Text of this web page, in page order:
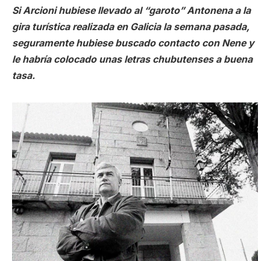
Si Arcioni hubiese llevado al “garoto” Antonena a la
gira turística realizada en Galicia la semana pasada,
seguramente hubiese buscado contacto con Nene y
le habría colocado unas letras chubutenses a buena
tasa.